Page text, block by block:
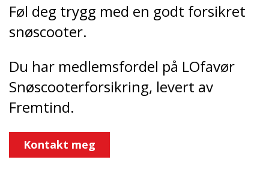
Føl deg trygg med en godt forsikret
snøscooter.
Du har medlemsfordel på LOfavør
Snøscooterforsikring, levert av
Fremtind.
Kontakt meg